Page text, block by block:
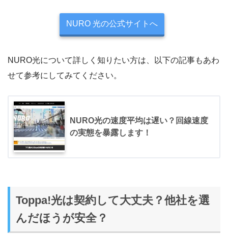
NURO 光の公式サイトへ
NURO光について詳しく知りたい方は、以下の記事もあわ
せて参考にしてみてください。
NURO光の速度平均は遅い？回線速度
の実態を暴露します！
Toppa!光は契約して大丈夫？他社を選
んだほうが安全？